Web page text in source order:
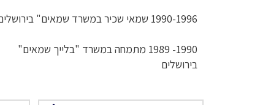
1990-1996 שמאי שכיר במשרד שמאים" בירושלים.
1990- 1989 מתמחה במשרד "בלייך שמאים"
בירושלים